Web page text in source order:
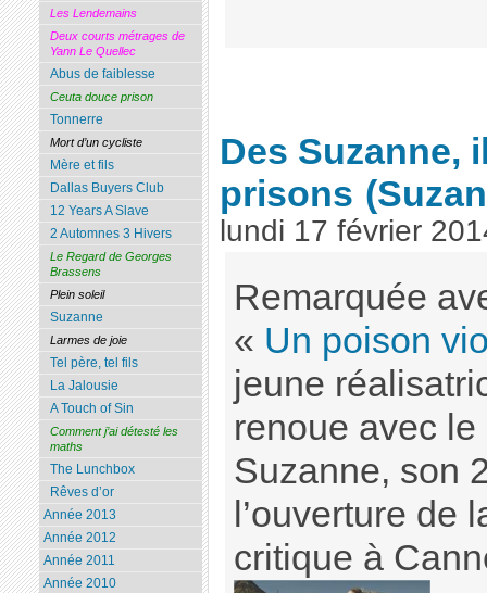
Des Suzanne,
prisons
lundi 17 février
Remarquée
« Un poison
jeune
renoue avec
Suzanne, son
l’ouverture de
critique à
Les Lendemains
Deux courts métrages de
Yann Le Quellec
Abus de faiblesse
Ceuta douce prison
Tonnerre
Mort d’un cycliste
Mère et fils
Dallas Buyers Club
12 Years A Slave
2 Automnes 3 Hivers
Le Regard de Georges
Brassens
Plein soleil
Suzanne
Larmes de joie
Tel père, tel fils
La Jalousie
A Touch of Sin
Comment j’ai détesté les
maths
The Lunchbox
Rêves d’or
Année 2013
Année 2012
Année 2011
Année 2010